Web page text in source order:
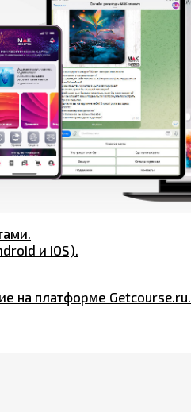
и iOS).
на платформе Getcourse.ru.